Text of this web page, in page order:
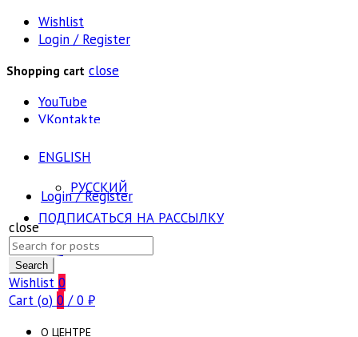
Wishlist
Login / Register
Shopping cart close
YouTube
VKontakte
ENGLISH
РУССКИЙ
ПОДПИСАТЬСЯ НА РАССЫЛКУ
FAQ
Login / Register
close
Search
for:
Search
Wishlist 0
Cart (o) 0 / 0 ₽
О ЦЕНТРЕ